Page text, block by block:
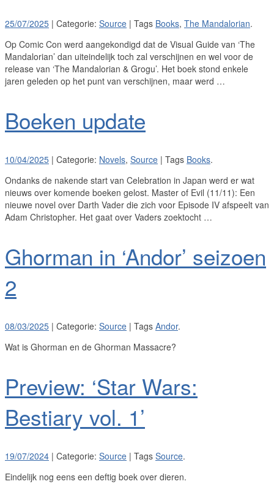
25/07/2025 | Categorie: Source | Tags Books, The Mandalorian.
Op Comic Con werd aangekondigd dat de Visual Guide van ‘The
Mandalorian’ dan uiteindelijk toch zal verschijnen en wel voor de
release van ‘The Mandalorian & Grogu’. Het boek stond enkele
jaren geleden op het punt van verschijnen, maar werd …
Boeken update
10/04/2025 | Categorie: Novels, Source | Tags Books.
Ondanks de nakende start van Celebration in Japan werd er wat
nieuws over komende boeken gelost. Master of Evil (11/11): Een
nieuwe novel over Darth Vader die zich voor Episode IV afspeelt van
Adam Christopher. Het gaat over Vaders zoektocht …
Ghorman in ‘Andor’ seizoen
2
08/03/2025 | Categorie: Source | Tags Andor.
Wat is Ghorman en de Ghorman Massacre?
Preview: ‘Star Wars:
Bestiary vol. 1’
19/07/2024 | Categorie: Source | Tags Source.
Eindelijk nog eens een deftig boek over dieren.